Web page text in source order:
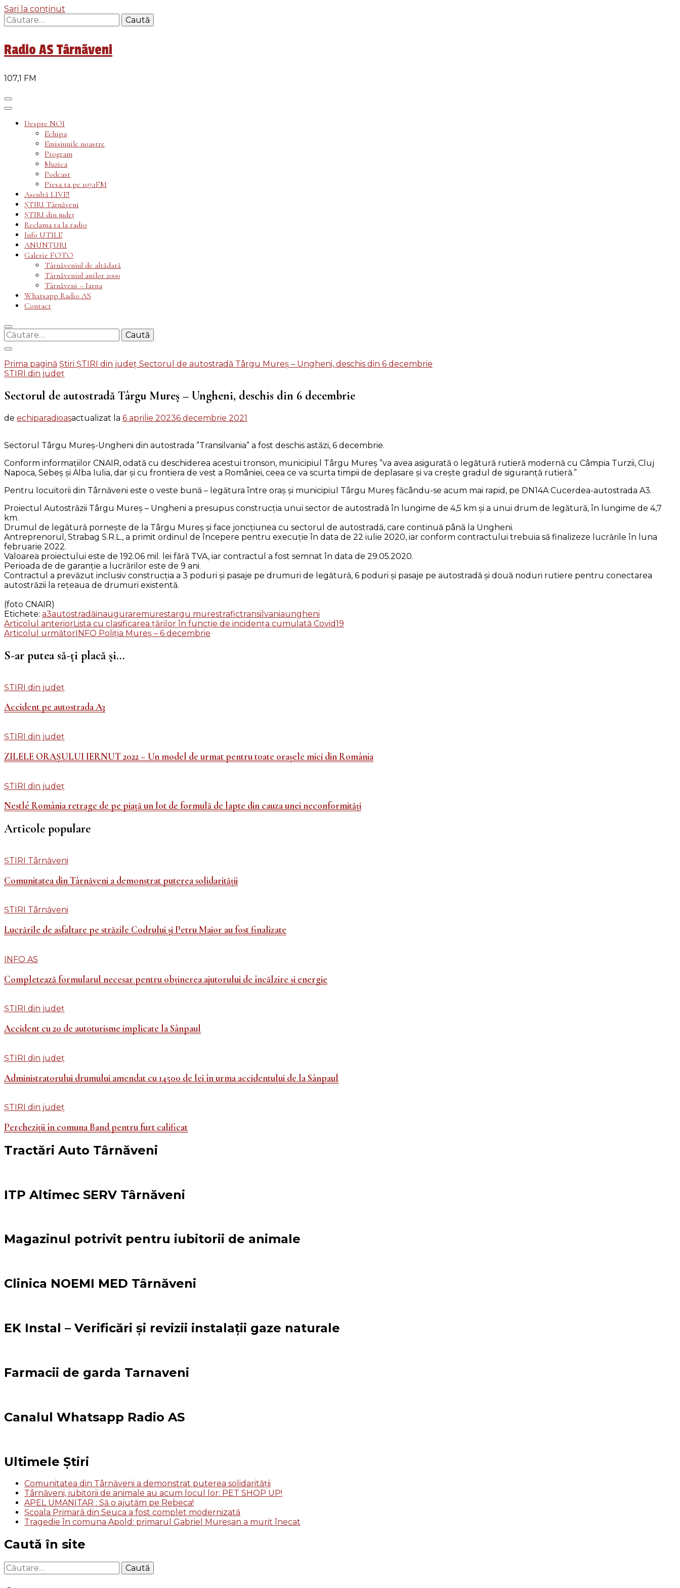
Sari la conținut
Caută
după:
Radio AS Târnãveni
107,1 FM
Despre NOI
Echipa
Emisiunile noastre
Program
Muzica
Podcast
Piesa ta pe 107.1FM
Ascultă LIVE!
ȘTIRI Târnăveni
ȘTIRI din județ
Reclama ta la radio
Info UTILE
ANUNȚURI
Galerie FOTO
Târnăveniul de altădată
Târnăveniul anilor 2000
Târnăveni – Iarna
Whatsapp Radio AS
Contact
Caută
după:
Prima pagină Știri ȘTIRI din județ Sectorul de autostradă Târgu Mureș – Ungheni, deschis din 6 decembrie
ȘTIRI din județ
Sectorul de autostradă Târgu Mureș – Ungheni, deschis din 6 decembrie
de echiparadioasactualizat la 6 aprilie 20236 decembrie 2021
Sectorul Târgu Mureș-Ungheni din autostrada ”Transilvania” a fost deschis astăzi, 6 decembrie.
Conform informațiilor CNAIR, odată cu deschiderea acestui tronson, municipiul Târgu Mureș ”va avea asigurată o legătură rutieră modernă cu Câmpia Turzii, Cluj
Napoca, Sebeș și Alba Iulia, dar și cu frontiera de vest a României, ceea ce va scurta timpii de deplasare și va crește gradul de siguranță rutieră.”
Pentru locuitorii din Târnăveni este o veste bună – legătura între oraș și municipiul Târgu Mureș făcându-se acum mai rapid, pe DN14A Cucerdea-autostrada A3.
Proiectul Autostrăzii Târgu Mureș – Ungheni a presupus construcția unui sector de autostradă în lungime de 4,5 km și a unui drum de legătură, în lungime de 4,7
km.
Drumul de legătură pornește de la Târgu Mureș și face joncțiunea cu sectorul de autostradă, care continuă până la Ungheni.
Antreprenorul, Strabag S.R.L., a primit ordinul de începere pentru execuție în data de 22 iulie 2020, iar conform contractului trebuia să finalizeze lucrările în luna
februarie 2022.
Valoarea proiectului este de 192.06 mil. lei fără TVA, iar contractul a fost semnat în data de 29.05.2020.
Perioada de de garanție a lucrărilor este de 9 ani.
Contractul a prevăzut inclusiv construcția a 3 poduri și pasaje pe drumuri de legătură, 6 poduri și pasaje pe autostradă și două noduri rutiere pentru conectarea
autostrăzii la rețeaua de drumuri existentă.
(foto CNAIR)
Etichete: a3autostradăinauguraremurestargu murestrafictransilvaniaungheni
Navigare
în
articole
Articolul anteriorLista cu clasificarea țărilor în funcție de incidența cumulată Covid19
Articolul următorINFO Poliția Mureș – 6 decembrie
S-ar putea să-ți placă și...
ȘTIRI din județ
Accident pe autostrada A3
ȘTIRI din județ
ZILELE ORAȘULUI IERNUT 2022 – Un model de urmat pentru toate orașele mici din România
ȘTIRI din județ
Nestlé România retrage de pe piață un lot de formulă de lapte din cauza unei neconformități
Articole populare
ȘTIRI Târnăveni
Comunitatea din Târnăveni a demonstrat puterea solidarității
ȘTIRI Târnăveni
Lucrările de asfaltare pe străzile Codrului și Petru Maior au fost finalizate
INFO AS
Completează formularul necesar pentru obținerea ajutorului de încălzire și energie
ȘTIRI din județ
Accident cu 20 de autoturisme implicate la Sânpaul
ȘTIRI din județ
Administratorului drumului amendat cu 14500 de lei în urma accidentului de la Sânpaul
ȘTIRI din județ
Percheziții în comuna Band pentru furt calificat
Tractări Auto Târnăveni
ITP Altimec SERV Târnăveni
Magazinul potrivit pentru iubitorii de animale
Clinica NOEMI MED Târnăveni
EK Instal – Verificări și revizii instalații gaze naturale
Farmacii de garda Tarnaveni
Canalul Whatsapp Radio AS
Ultimele Știri
Comunitatea din Târnăveni a demonstrat puterea solidarității
Târnăveni, iubitorii de animale au acum locul lor: PET SHOP UP!
APEL UMANITAR : Să o ajutăm pe Rebeca!
Școala Primară din Seuca a fost complet modernizată
Tragedie în comuna Apold: primarul Gabriel Mureșan a murit înecat
Caută în site
Caută
după: